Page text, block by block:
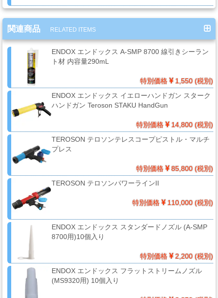
Brush
ス
ン
ア
ラ
レ
関連商品 RELATED ITEMS
ENDOX エンドックス A-SMP 8700 線引きシーラン
ト材 内容量290mL
特別価格
1,550 (税別)
ENDOX エンドックス イエローハンドガン スターク
ハンドガン Teroson STAKU HandGun
特別価格
14,800 (税別)
TEROSON テロソンテレスコープピストル・マルチ
プレス
特別価格
85,800 (税別)
TEROSON テロソンパワーラインII
特別価格 110,000 (税別)
ENDOX エンドックス スタンダードノズル (A-SMP
8700用)10個入り
特別価格
2,200 (税別)
ENDOX エンドックス フラットストリームノズル
(MS9320用) 10個入り